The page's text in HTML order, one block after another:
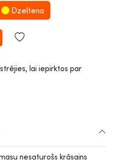
Dzeltena
lai iepirktos par
nesaturošs krāsains